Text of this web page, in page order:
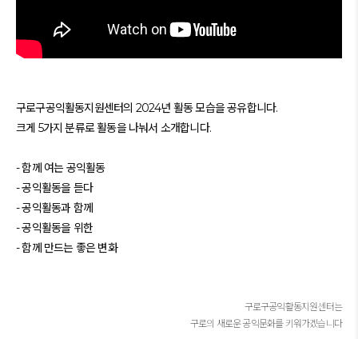
구로구공익활동지원센터의 2024년 활동 모습을 공유합니다.
크게 5가지 분류로 활동을 나눠서 소개합니다.
- 함께 여는 공익활동
- 공익활동을 듣다
- 공익활동과 함께
- 공익활동을 위한
- 함께 만드는 좋은 변화
구로구공익활동지원센터는
구로의 새로운 공익문화를 키워가겠습니다